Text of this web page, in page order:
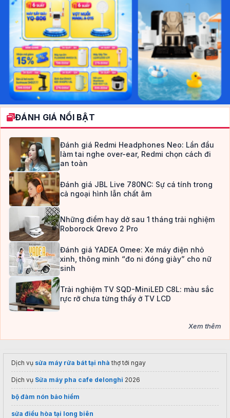
ĐÁNH GIÁ NỔI BẬT
Đánh giá Redmi Headphones Neo: Lần đầu
làm tai nghe over-ear, Redmi chọn cách đi
an toàn
Đánh giá JBL Live 780NC: Sự cá tính trong
cả ngoại hình lẫn chất âm
Những điểm hay dở sau 1 tháng trải nghiệm
Roborock Qrevo 2 Pro
Đánh giá YADEA Omee: Xe máy điện nhỏ
xinh, thông minh “đo ni đóng giày” cho nữ
sinh
Trải nghiệm TV SQD-MiniLED C8L: màu sắc
rực rỡ chưa từng thấy ở TV LCD
Xem thêm
Dịch vụ sửa máy rửa bát tại nhà thợ tới ngay
Dịch vụ Sửa máy pha cafe delonghi 2026
bộ đàm nón bảo hiểm
sửa điều hòa tại long biên